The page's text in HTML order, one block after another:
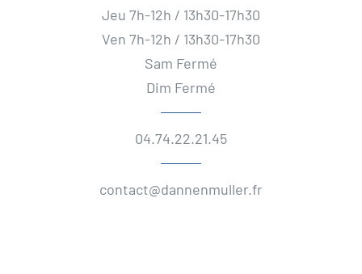
Jeu 7h-12h / 13h30-17h30
Ven 7h-12h / 13h30-17h30
Sam Fermé
Dim Fermé
04.74.22.21.45
contact@dannenmuller.fr